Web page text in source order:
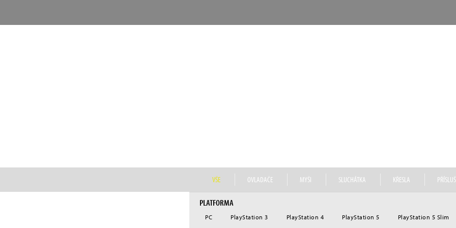
VŠE OVLADAČE MYŠI SLUCHÁTKA KŘESLA
PLATFORMA
PC PlayStation 3 PlayStation 4 PlayStation 5 PlayStation 5 Slim